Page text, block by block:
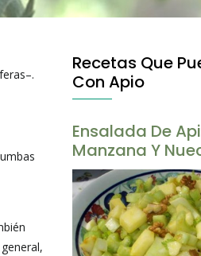
Recetas Que
Con Apio
Ensalada De
Manzana Y